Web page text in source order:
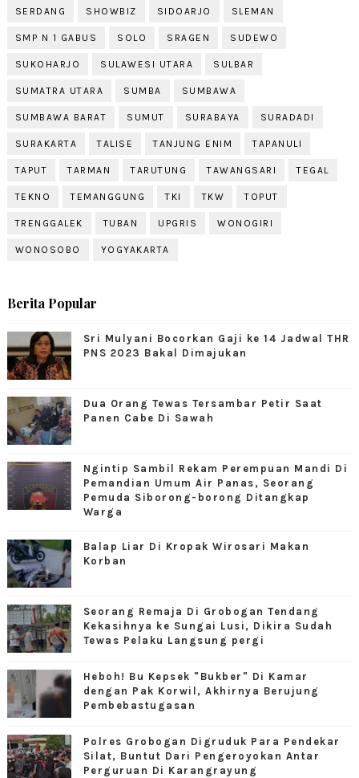
SERDANG SHOWBIZ SIDOARJO SLEMAN
SMP N 1 GABUS SOLO SRAGEN SUDEWO
SUKOHARJO SULAWESI UTARA SULBAR
SUMATRA UTARA SUMBA SUMBAWA
SUMBAWA BARAT SUMUT SURABAYA SURADADI
SURAKARTA TALISE TANJUNG ENIM TAPANULI
TAPUT TARMAN TARUTUNG TAWANGSARI TEGAL
TEKNO TEMANGGUNG TKI TKW TOPUT
TRENGGALEK TUBAN UPGRIS WONOGIRI
WONOSOBO YOGYAKARTA
Berita Popular
Sri Mulyani Bocorkan Gaji ke 14 Jadwal THR
PNS 2023 Bakal Dimajukan
Dua Orang Tewas Tersambar Petir Saat
Panen Cabe Di Sawah
Ngintip Sambil Rekam Perempuan Mandi Di
Pemandian Umum Air Panas, Seorang
Pemuda Siborong-borong Ditangkap
Warga
Balap Liar Di Kropak Wirosari Makan
Korban
Seorang Remaja Di Grobogan Tendang
Kekasihnya ke Sungai Lusi, Dikira Sudah
Tewas Pelaku Langsung pergi
Heboh! Bu Kepsek "Bukber" Di Kamar
dengan Pak Korwil, Akhirnya Berujung
Pembebastugasan
Polres Grobogan Digruduk Para Pendekar
Silat, Buntut Dari Pengeroyokan Antar
Perguruan Di Karangrayung